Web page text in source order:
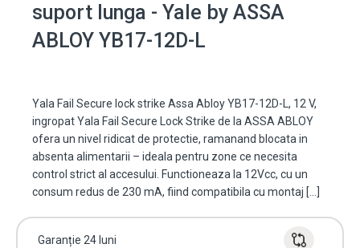
suport lunga - Yale by ASSA
ABLOY YB17-12D-L
Yala Fail Secure lock strike Assa Abloy YB17-12D-L, 12 V,
ingropat Yala Fail Secure Lock Strike de la ASSA ABLOY
ofera un nivel ridicat de protectie, ramanand blocata in
absenta alimentarii – ideala pentru zone ce necesita
control strict al accesului. Functioneaza la 12Vcc, cu un
consum redus de 230 mA, fiind compatibila cu montaj […]
Garanție 24 luni